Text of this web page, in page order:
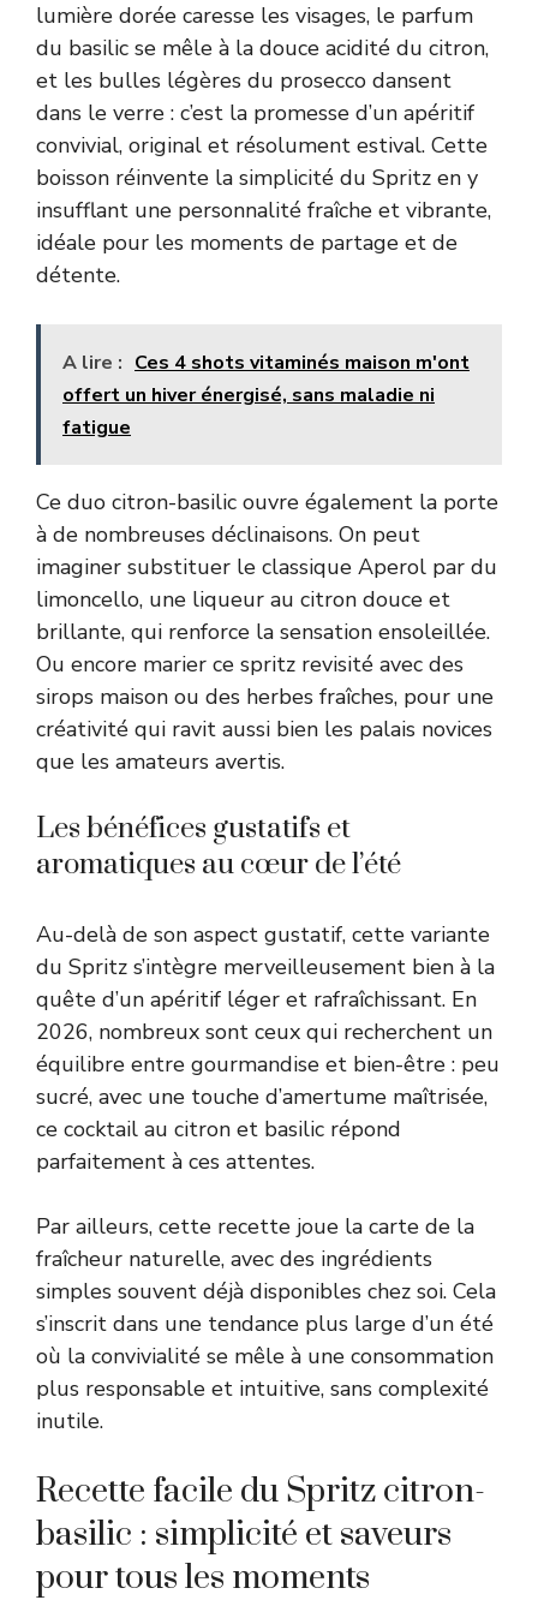
lumière dorée caresse les visages, le parfum
du basilic se mêle à la douce acidité du citron,
et les bulles légères du prosecco dansent
dans le verre : c’est la promesse d’un apéritif
convivial, original et résolument estival. Cette
boisson réinvente la simplicité du Spritz en y
insufflant une personnalité fraîche et vibrante,
idéale pour les moments de partage et de
détente.
A lire : Ces 4 shots vitaminés maison m'ont
offert un hiver énergisé, sans maladie ni
fatigue
Ce duo citron-basilic ouvre également la porte
à de nombreuses déclinaisons. On peut
imaginer substituer le classique Aperol par du
limoncello, une liqueur au citron douce et
brillante, qui renforce la sensation ensoleillée.
Ou encore marier ce spritz revisité avec des
sirops maison ou des herbes fraîches, pour une
créativité qui ravit aussi bien les palais novices
que les amateurs avertis.
Les bénéfices gustatifs et
aromatiques au cœur de l’été
Au-delà de son aspect gustatif, cette variante
du Spritz s’intègre merveilleusement bien à la
quête d’un apéritif léger et rafraîchissant. En
2026, nombreux sont ceux qui recherchent un
équilibre entre gourmandise et bien-être : peu
sucré, avec une touche d’amertume maîtrisée,
ce cocktail au citron et basilic répond
parfaitement à ces attentes.
Par ailleurs, cette recette joue la carte de la
fraîcheur naturelle, avec des ingrédients
simples souvent déjà disponibles chez soi. Cela
s’inscrit dans une tendance plus large d’un été
où la convivialité se mêle à une consommation
plus responsable et intuitive, sans complexité
inutile.
Recette facile du Spritz citron-
basilic : simplicité et saveurs
pour tous les moments